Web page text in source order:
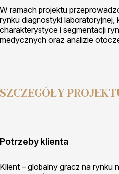
W ramach projektu
rynku diagnostyki laboratoryjnej,
charakterystyce i segmentacji
medycznych oraz analizie
SZCZEGÓŁY
Potrzeby klienta
Klient – globalny gracz na